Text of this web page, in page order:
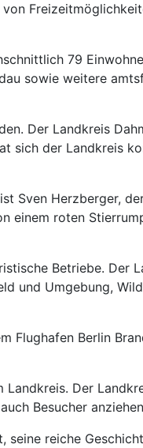
79
sowie weitere
Der Landkreis
sich der Landkreis
Sven Herzberger,
einem roten
Betriebe. Der
und Umgebung,
Flughafen Berlin
Der
Besucher
seine reiche